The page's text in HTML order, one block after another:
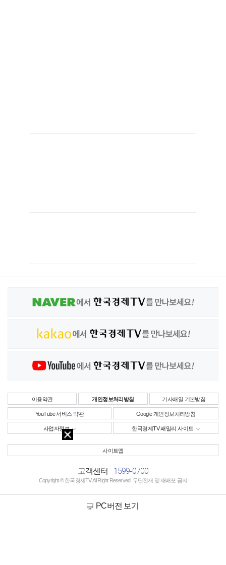
이용약관 개인정보처리방침 기사배열 기본방침
YouTube 서비스 약관 Google 개인정보처리방침
사업자정보 한국경제TV 패밀리 사이트
사이트맵
고객센터 1599-0700
Copyright © 한국경제TV All Right Reserved. 무단전재 및 재배포 금지
PC버전 보기